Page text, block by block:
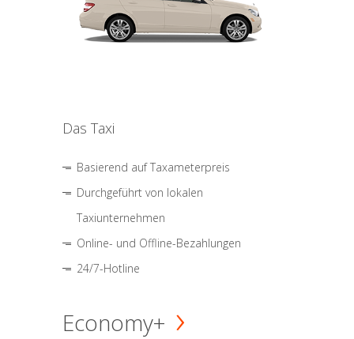
Das Taxi
Basierend auf Taxameterpreis
Durchgeführt von lokalen
Taxiunternehmen
Online- und Offline-Bezahlungen
24/7-Hotline
Economy+